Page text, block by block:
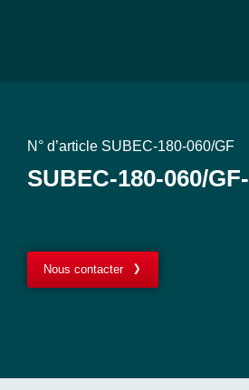
N° d’article SUBEC-180-060/GF
SUBEC-180-060/
Nous contacter